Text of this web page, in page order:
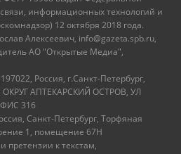
информационных технологий и
12 октября 2018 года.
Алексеевич, info@gazeta.spb.ru,
АО "Открытые Медиа",
Россия, г.Санкт-Петербург,
АПТЕКАРСКИЙ ОСТРОВ, УЛ
316
Санкт-Петербург, Торфяная
1, помещение 67Н
претензии к текстам,